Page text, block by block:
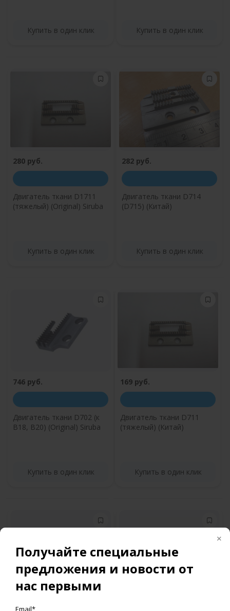
Получайте специальные
предложения и новости от
нас первыми
Email*
Купить в один клик Купить в один клик
280 руб.
Двигатель ткани D1711
(тяжелый) (Original) Siruba
Купить в один клик
282 руб.
Двигатель ткани D714
(D715) (Китай)
Купить в один клик
746 руб.
Двигатель ткани D702 (к
B18, B20) (Original) Siruba
Купить в один клик
169 руб.
Двигатель ткани D711
(тяжелый) (Китай)
Купить в один клик